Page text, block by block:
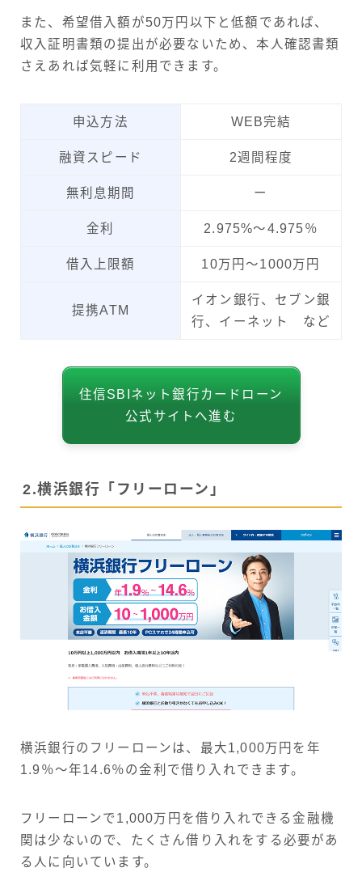
また、希望借入額が50万円以下と低額であれば、
収入証明書類の提出が必要ないため、本人確認書類
さえあれば気軽に利用できます。
申込方法 WEB完結
融資スピード 2週間程度
無利息期間 ー
金利 2.975%～4.975％
借入上限額 10万円～1000万円
提携ATM
イオン銀行、セブン銀
行、イーネット など
住信SBIネット銀行カードローン
公式サイトへ進む
2.横浜銀行「フリーローン」
横浜銀行のフリーローンは、最大1,000万円を年
1.9％〜年14.6％の金利で借り入れできます。
フリーローンで1,000万円を借り入れできる金融機
関は少ないので、たくさん借り入れをする必要があ
る人に向いています。